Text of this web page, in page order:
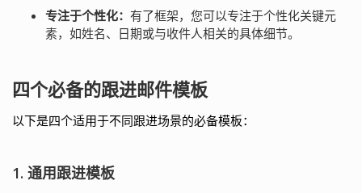
专注于个性化： 有了框架，您可以专注于个性化关键元
素，如姓名、日期或与收件人相关的具体细节。
四个必备的跟进邮件模板
以下是四个适用于不同跟进场景的必备模板：
1. 通用跟进模板